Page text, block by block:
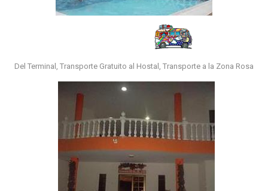
Del Terminal, Transporte Gratuito al Hostal, Transporte a la Zona Rosa